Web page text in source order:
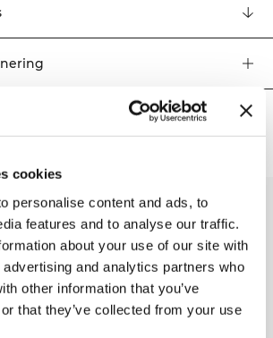
cookies
personalise content and ads, to
features and to analyse our traffic.
about your use of our site with
and analytics partners who
other information that you’ve
that they’ve collected from your use
farver gør Define Seamless til en uundværlig serie
typer træning. 4-vejs strækmateriale
der øger bevægelsesfriheden under din
for perfekt pasform med fuld længde design.